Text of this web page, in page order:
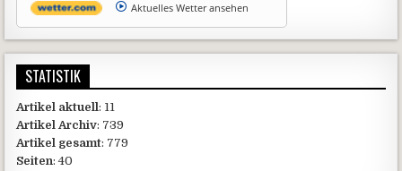
Aktuelles Wetter ansehen
STATISTIK
Artikel aktuell: 11
Artikel Archiv: 739
Artikel gesamt: 779
Seiten: 40